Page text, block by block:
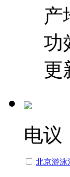
产
功
更
电议
北京游泳